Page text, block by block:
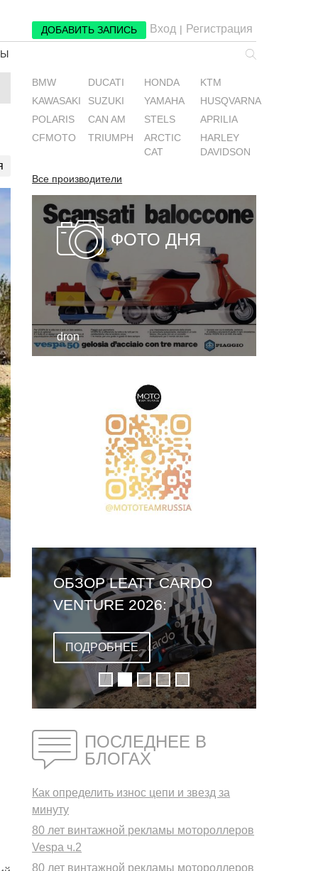
ДОБАВИТЬ ЗАПИСЬ Вход | Регистрация
BMW DUCATI HONDA
KTM
KAWASAKI
SUZUKI YAMAHA
HUSQVARNA
POLARIS
CAN AM STELS
APRILIA
CFMOTO
TRIUMPH
ARCTIC
CAT
HARLEY
DAVIDSON
Все производители
ФОТО ДНЯ
dron
ОБЗОР LEATT CARDO
VENTURE 2026:
ПЕРВЫЙ ШЛЕМ СО
ВСТРОЕННОЙ
ГАРНИТУРОЙ
ПОДРОБНЕЕ
ПОСЛЕДНЕЕ В
БЛОГАХ
Как определить износ цепи и звезд за
минуту
80 лет винтажной рекламы мотороллеров
Vespa ч.2
80 лет винтажной рекламы мотороллеров